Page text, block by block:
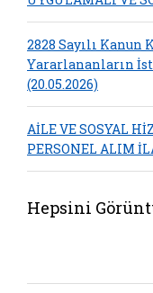
2828 Sayılı
Yararlananların
(20.05.2026)
AİLE VE SOSYAL
PERSONEL ALIM
Hepsini